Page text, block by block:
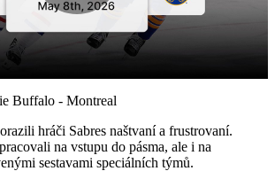
Play
Video
Buffalo - Montreal
hráči Sabres naštvaní a frustrovaní.
na vstupu do pásma, ale i na
sestavami speciálních týmů.